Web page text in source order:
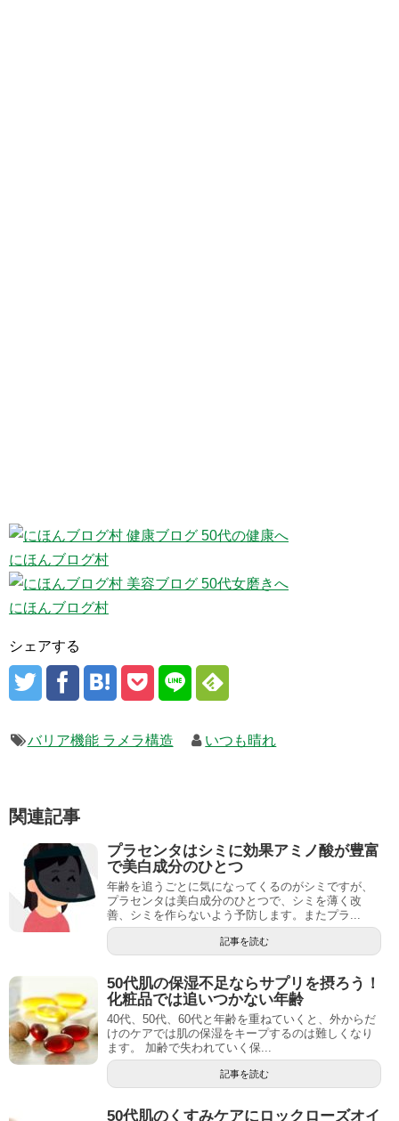
にほんブログ村
にほんブログ村
シェアする
バリア機能 ラメラ構造 いつも晴れ
関連記事
プラセンタはシミに効果アミノ酸が豊富
で美白成分のひとつ
年齢を追うごとに気になってくるのがシミですが、
プラセンタは美白成分のひとつで、シミを薄く改
善、シミを作らないよう予防します。またプラ...
記事を読む
50代肌の保湿不足ならサプリを摂ろう！
化粧品では追いつかない年齢
40代、50代、60代と年齢を重ねていくと、外からだ
けのケアでは肌の保湿をキープするのは難しくなり
ます。 加齢で失われていく保...
記事を読む
50代肌のくすみケアにロックローズオイ